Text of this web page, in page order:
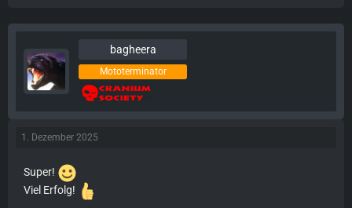
bagheera
Mototerminator
1. Dezember 2025
Super!
Viel Erfolg!